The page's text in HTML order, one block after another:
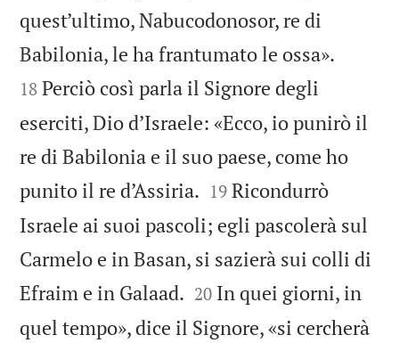
quest’ultimo, Nabucodonosor, re di
Babilonia, le ha frantumato le ossa».
18 Perciò così parla il Signore degli
eserciti, Dio d’Israele: «Ecco, io punirò il
re di Babilonia e il suo paese, come ho
punito il re d’Assiria. 

19 Ricondurrò
Israele ai suoi pascoli; egli pascolerà sul
Carmelo e in Basan, si sazierà sui colli di
Efraim e in Galaad. 

20 In quei giorni, in
quel tempo», dice il Signore, «si cercherà